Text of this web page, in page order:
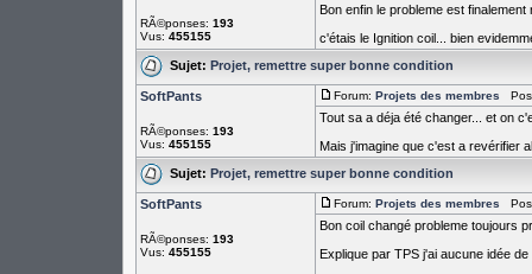
RÃ©ponses: 193
Vus: 455155
Bon enfin le probleme est
c'étais le Ignition coil... bien
Sujet: Projet, remettre super bonne condition
SoftPants
RÃ©ponses: 193
Vus: 455155
Forum: Projets des membres
Tout sa a déja été changer... et on
Mais j'imagine que c'est a revérifier
Sujet: Projet, remettre super bonne condition
SoftPants
RÃ©ponses: 193
Vus: 455155
Forum: Projets des membres
Bon coil changé probleme toujours
Explique par TPS j'ai aucune idée